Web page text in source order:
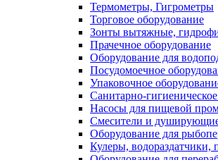
Термометры, Гигрометры
Торговое оборудование
Зонты вытяжные,
Прачечное оборудование
Оборудование для
Посудомоечное
Упаковочное
Санитарно-
Насосы для пищевой
Смесители и душирующие
Оборудование для
Кулеры, водораздатчики,